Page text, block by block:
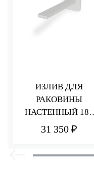
ИЗЛИВ ДЛЯ
РАКОВИНЫ
НАСТЕННЫЙ 185
ММ PA36
31 350 ₽